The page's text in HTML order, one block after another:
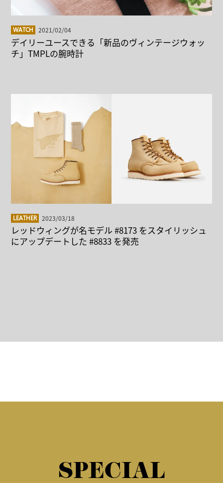
WATCH 2021/02/04
デイリーユースできる「新品のヴィンテージウォッ
チ」TMPLの腕時計
LEATHER 2023/03/18
レッドウィングが名モデル #8173 をスタイリッシュ
にアップデートした #8833 を発売
SPECIAL